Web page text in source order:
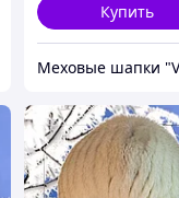
Купить